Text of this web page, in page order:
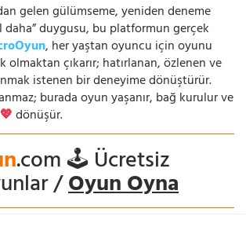
gelen gülümseme, yeniden deneme
daha” duygusu, bu platformun gerçek
, her yaştan oyuncu için oyunu
olmaktan çıkarır; hatırlanan, özlenen ve
istenen bir deneyime dönüştürür.
burada oyun yaşanır, bağ kurulur ve
dönüşür.
.com 🕹️ Ücretsiz
/Oyun Oyna